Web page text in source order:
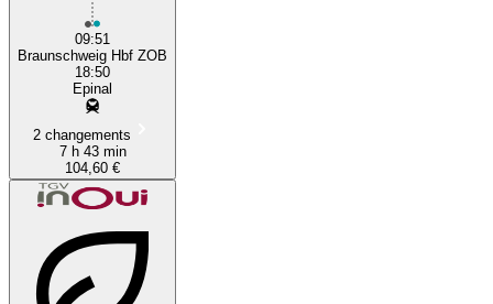
09:51
Braunschweig Hbf ZOB
18:50
Epinal
2 changements
7 h 43 min
104,60 €